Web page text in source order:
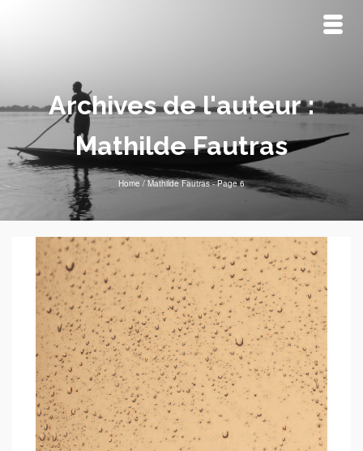
Archives de l'auteur :
Mathilde Fautras
Home / Mathilde Fautras- Page 6